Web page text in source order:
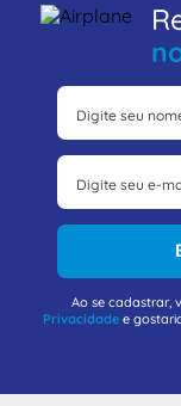
Ao se cadastrar,
Privacidadee